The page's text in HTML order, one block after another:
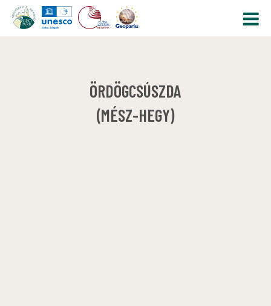
ÖRDÖGCSÚSZDA
(MÉSZ-HEGY)